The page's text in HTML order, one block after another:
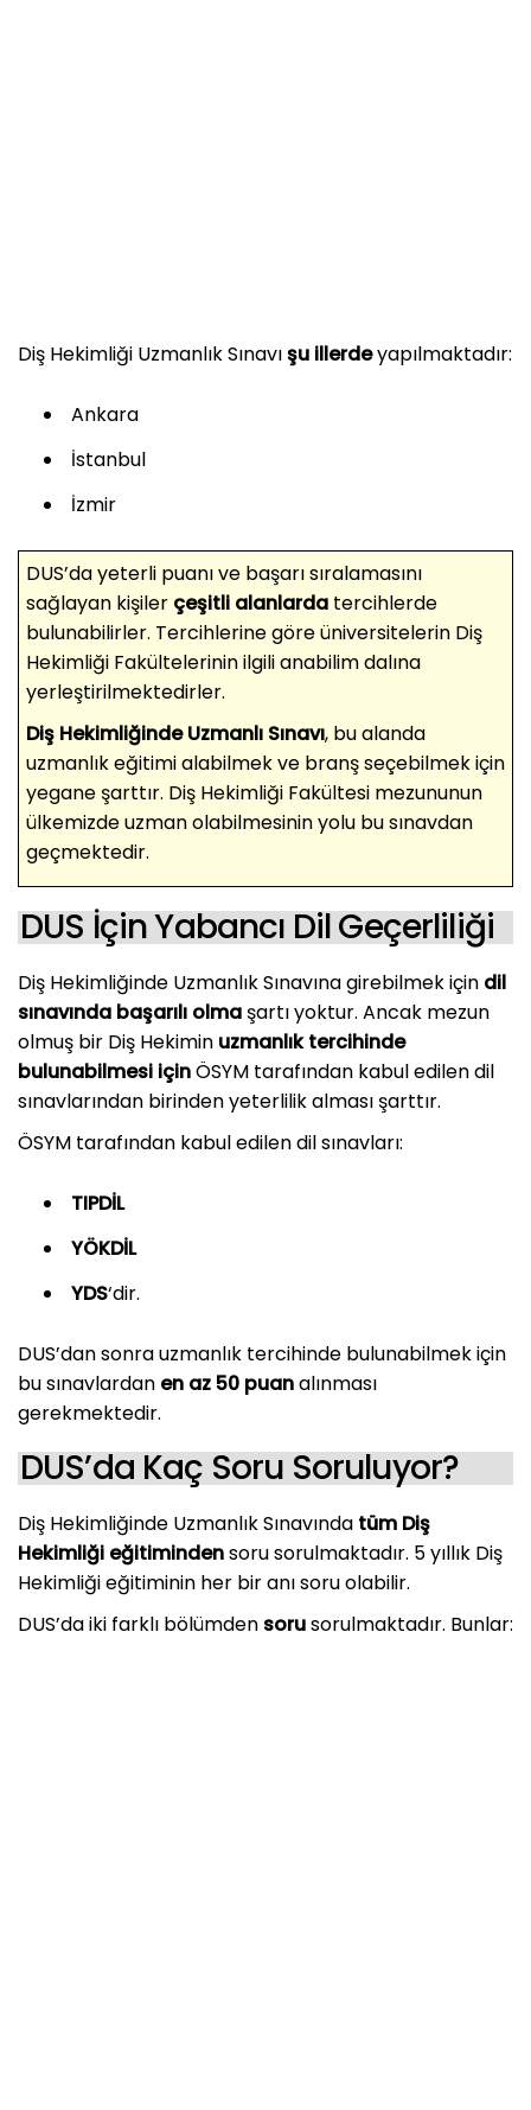
Diş Hekimliği Uzmanlık Sınavışu illerdeyapılmaktadır:
Ankara
İstanbul
İzmir
DUS’da yeterli puanı ve başarı sıralamasını
sağlayan kişiler çeşitli alanlarda tercihlerde
bulunabilirler. Tercihlerine göre üniversitelerin Diş
Hekimliği Fakültelerinin ilgili anabilim dalına
yerleştirilmektedirler.
Diş Hekimliğinde Uzmanlı Sınavı, bu alanda
uzmanlık eğitimi alabilmek ve branş seçebilmek için
yegane şarttır. Diş Hekimliği Fakültesi mezununun
ülkemizde uzman olabilmesinin yolu bu sınavdan
geçmektedir.
DUS İçin Yabancı Dil Geçerliliği
Diş Hekimliğinde Uzmanlık Sınavına girebilmek için dil
sınavında başarılı olmaşartı yoktur. Ancak mezun
olmuş bir Diş Hekimin uzmanlık tercihinde
bulunabilmesi içinÖSYM tarafından kabul edilen dil
sınavlarından birinden yeterlilik alması şarttır.
ÖSYM tarafından kabul edilen dil sınavları:
TIPDİL
YÖKDİL
YDS‘dir.
DUS’dan sonra uzmanlık tercihinde bulunabilmek için
bu sınavlardan en az 50 puanalınması
gerekmektedir.
DUS’da Kaç Soru Soruluyor?
Diş Hekimliğinde Uzmanlık Sınavında tüm Diş
Hekimliği eğitimindensoru sorulmaktadır. 5 yıllık Diş
Hekimliği eğitiminin her bir anı soru olabilir.
DUS’da iki farklı bölümden sorusorulmaktadır. Bunlar: